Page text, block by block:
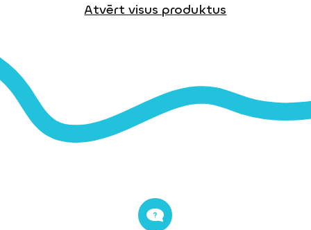
Atvērt visus produktus